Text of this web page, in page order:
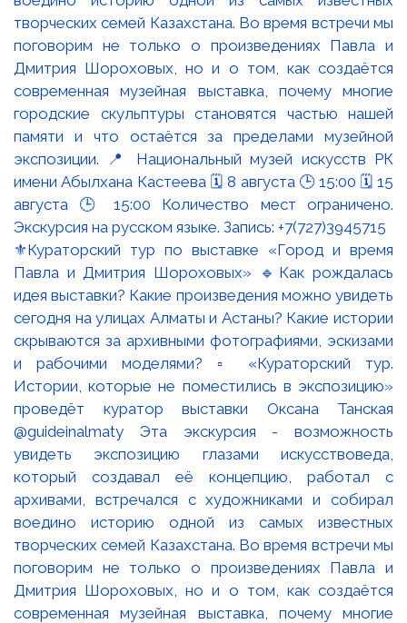
⚜️Кураторский тур по выставке «Город и время
Павла и Дмитрия Шороховых» 🔹Как рождалась
идея выставки? Какие произведения можно увидеть
сегодня на улицах Алматы и Астаны? Какие истории
скрываются за архивными фотографиями, эскизами
и рабочими моделями? ▫️ «Кураторский тур.
Истории, которые не поместились в экспозицию»
проведёт куратор выставки Оксана Танская
@guideinalmaty Эта экскурсия - возможность
увидеть экспозицию глазами искусствоведа,
который создавал её концепцию, работал с
архивами, встречался с художниками и собирал
воедино историю одной из самых известных
творческих семей Казахстана. Во время встречи мы
поговорим не только о произведениях Павла и
Дмитрия Шороховых, но и о том, как создаётся
современная музейная выставка, почему многие